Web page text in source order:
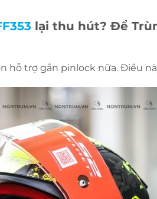
lại thu hút? Để
hỗ trợ gắn pinlock nữa. Điều